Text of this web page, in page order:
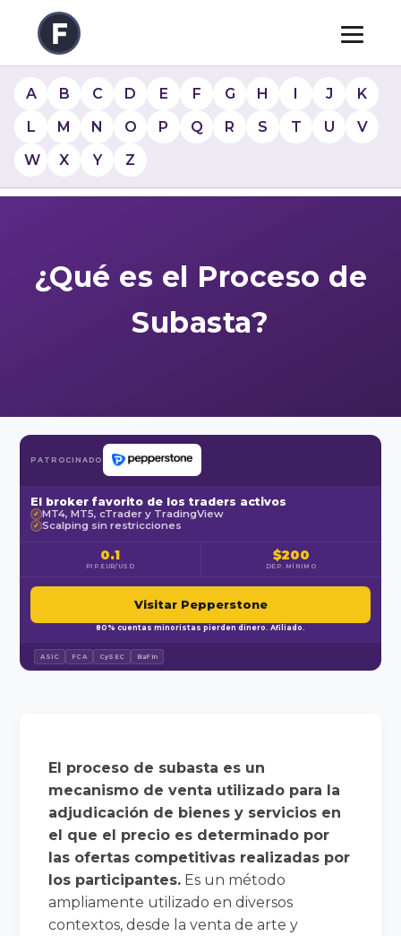
A B C D E F G H I J
K
L
M N O P Q R S T U
V
W
X Y Z
¿Qué es el Proceso de
Subasta?
PATROCINADO
El broker favorito de los traders activos
✓ MT4, MT5, cTrader y TradingView
✓ Scalping sin restricciones
0.1
PIP EUR/USD
$200
DEP. MÍNIMO
Visitar Pepperstone
80% cuentas minoristas pierden dinero. Afiliado.
ASIC FCA CySEC BaFin
El proceso de subasta es un
mecanismo de venta utilizado para la
adjudicación de bienes y servicios en
el que el precio es determinado por
las ofertas competitivas realizadas por
los participantes. Es un método
ampliamente utilizado en diversos
contextos, desde la venta de arte y